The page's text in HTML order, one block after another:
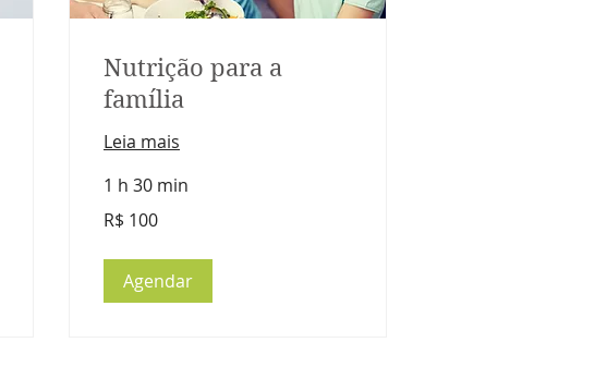
Nutrição para a
família
Leia mais
1 h 30 min
Reais
R$ 100
Agendar